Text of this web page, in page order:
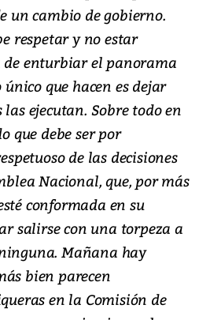
un cambio de gobierno.
respetar y no estar
de enturbiar el panorama
único que hacen es dejar
ejecutan. Sobre todo en
que debe ser por
de las decisiones
Nacional, que, por más
conformada en su
salirse con una torpeza a
Mañana hay
bien parecen
en la Comisión de